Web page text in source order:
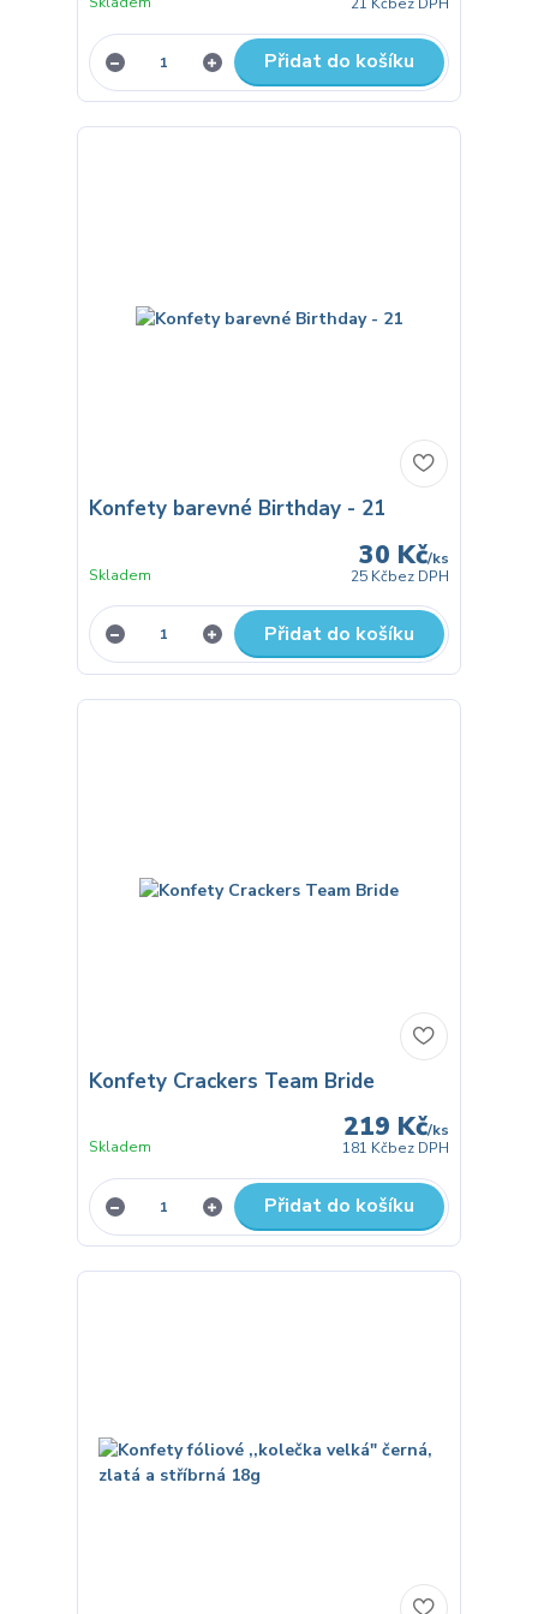
Přidat do košíku
Konfety barevné Birthday - 21
30 Kč/ks
25 Kčbez DPH
Skladem
Přidat do košíku
Konfety Crackers Team Bride
219 Kč/ks
181 Kčbez DPH
Skladem
Přidat do košíku